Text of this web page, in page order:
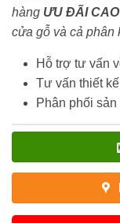
hàng ƯU ĐÃI CAO
cửa gỗ và cả phân
Hỗ trợ tư vấn
Tư vấn thiết
Phân phối